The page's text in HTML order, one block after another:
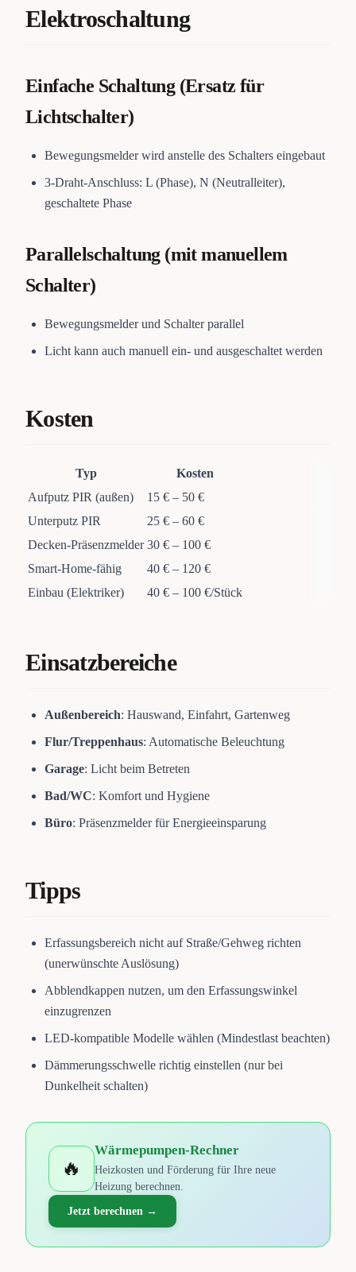
Elektroschaltung
Einfache Schaltung (Ersatz für
Lichtschalter)
Bewegungsmelder wird anstelle des Schalters eingebaut
3-Draht-Anschluss: L (Phase), N (Neutralleiter),
geschaltete Phase
Parallelschaltung (mit manuellem
Schalter)
Bewegungsmelder und Schalter parallel
Licht kann auch manuell ein- und ausgeschaltet werden
Kosten
Typ
Kosten
Aufputz PIR (außen)
15 € – 50 €
Unterputz PIR
25 € – 60 €
Decken-Präsenzmelder 30 € – 100 €
Smart-Home-fähig
40 € – 120 €
Einbau (Elektriker)
40 € – 100 €/Stück
Einsatzbereiche
Außenbereich: Hauswand, Einfahrt, Gartenweg
Flur/Treppenhaus: Automatische Beleuchtung
Garage: Licht beim Betreten
Bad/WC: Komfort und Hygiene
Büro: Präsenzmelder für Energieeinsparung
Tipps
Erfassungsbereich nicht auf Straße/Gehweg richten
(unerwünschte Auslösung)
Abblendkappen nutzen, um den Erfassungswinkel
einzugrenzen
LED-kompatible Modelle wählen (Mindestlast beachten)
Dämmerungsschwelle richtig einstellen (nur bei
Dunkelheit schalten)
🔥
Wärmepumpen-Rechner
Heizkosten und Förderung für Ihre neue
Heizung berechnen.
Jetzt berechnen →